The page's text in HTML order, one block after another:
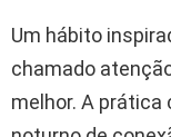
Um hábito
chamado
melhor. A